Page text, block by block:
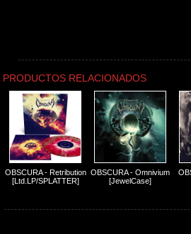
PRODUCTOS RELACIONADOS
OBSCURA - Retribution
[Ltd.LP/SPLATTER]
OBSCURA - Omnivium
[JewelCase]